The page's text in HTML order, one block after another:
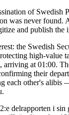
of
was never
and publish the
the Swedish
high-
at 01:00.
their
each other's
delrapporten i